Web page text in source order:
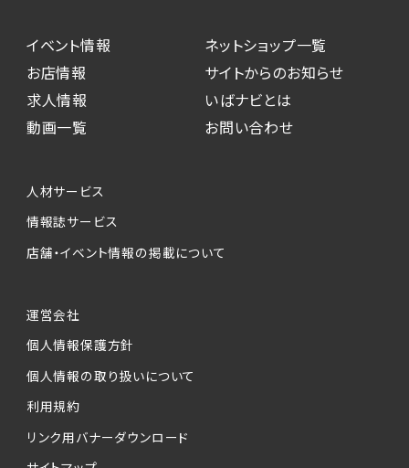
イベント情報
お店情報
求人情報
動画一覧
ネットショップ一覧
サイトからのお知らせ
いばナビとは
お問い合わせ
人材サービス
情報誌サービス
店舗・イベント情報の掲載について
運営会社
個人情報保護方針
個人情報の取り扱いについて
利用規約
リンク用バナーダウンロード